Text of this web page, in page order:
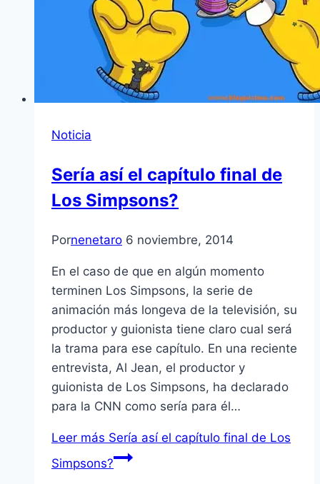
Noticia
Sería así el capítulo final de
Los Simpsons?
Pornenetaro 6 noviembre, 2014
En el caso de que en algún momento
terminen Los Simpsons, la serie de
animación más longeva de la televisión, su
productor y guionista tiene claro cual será
la trama para ese capítulo. En una reciente
entrevista, Al Jean, el productor y
guionista de Los Simpsons, ha declarado
para la CNN como sería para él…
Leer más Sería así el capítulo final de Los
Simpsons?